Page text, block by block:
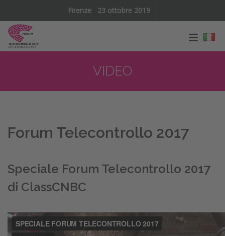
Firenze 23 ottobre 2019
VIDEO
Forum Telecontrollo 2017
Speciale Forum Telecontrollo 2017
di ClassCNBC